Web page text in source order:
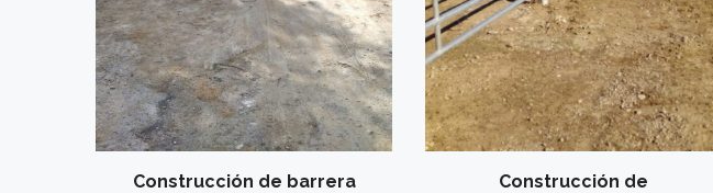
Construcción de barrera
Construcción de